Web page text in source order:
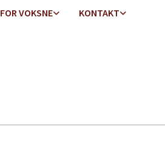
FOR VOKSNE KONTAKT